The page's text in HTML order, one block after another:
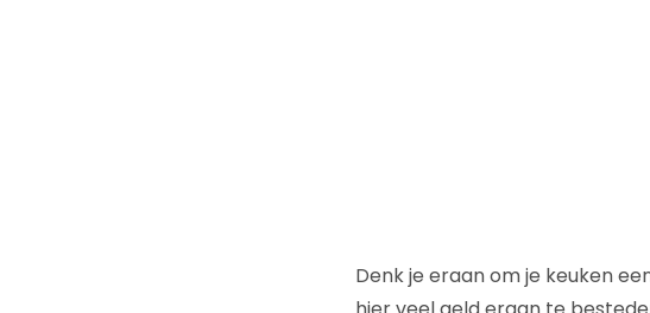
Denk je eraan om je keuken